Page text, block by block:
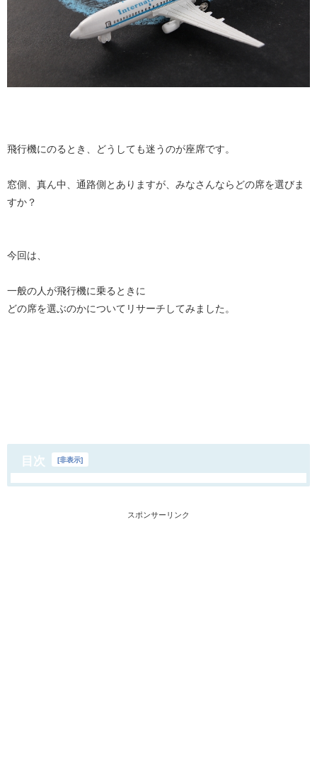
飛行機にのるとき、どうしても迷うのが座席です。
窓側、真ん中、通路側とありますが、みなさんならどの席を選びま
すか？
今回は、
一般の人が飛行機に乗るときに
どの席を選ぶのかについてリサーチしてみました。
目次 [非表示]
スポンサーリンク